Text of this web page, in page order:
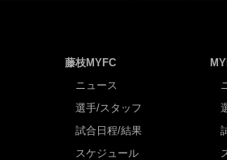
藤枝MYFC
ニュース
選手/スタッフ
試合日程/結果
スケジュール